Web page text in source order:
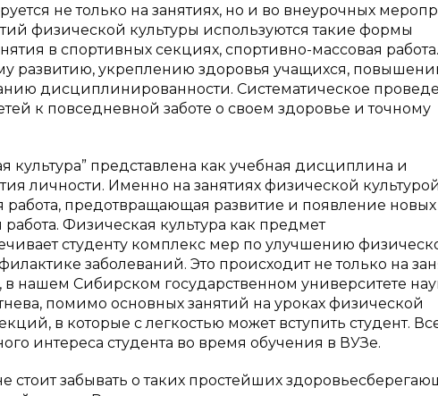
не только на занятиях, но и во внеурочных
физической культуры используются такие формы
в спортивных секциях, спортивно-массовая
развитию, укреплению здоровья учащихся,
дисциплинированности. Систематическое
к повседневной заботе о своем здоровье и точному
представлена как учебная дисциплина и
личности. Именно на занятиях физической
работа, предотвращающая развитие и появление новых
Физическая культура как предмет
студенту комплекс мер по улучшению
заболеваний. Это происходит не только на
нашем Сибирском государственном университете
помимо основных занятий на уроках физической
в которые с легкостью может вступить студент.
интереса студента во время обучения в ВУЗе.
забывать о таких простейших